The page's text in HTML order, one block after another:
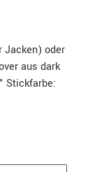
Jacken) oder
aus dark
Stickfarbe: